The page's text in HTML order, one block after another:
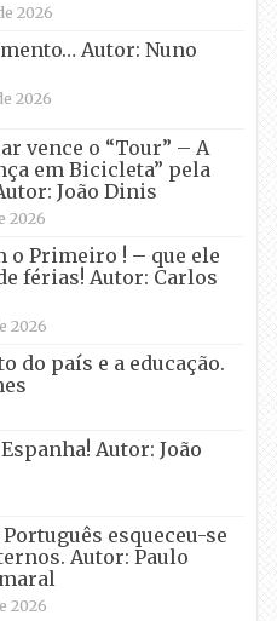
2026
Autor: Nuno
2026
vence o “Tour” – A
em Bicicleta” pela
João Dinis
2026
o Primeiro ! – que ele
férias! Autor: Carlos
2026
do país e a educação.
Autor: João
esqueceu-se
Autor: Paulo
2026